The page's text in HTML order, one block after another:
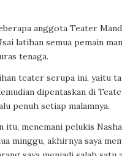
anggota Teater
latihan semua pemain
tenaga.
teater serupa ini, yaitu
dipentaskan di
penuh setiap malamnya.
itu, menemani pelukis
minggu, akhirnya saya